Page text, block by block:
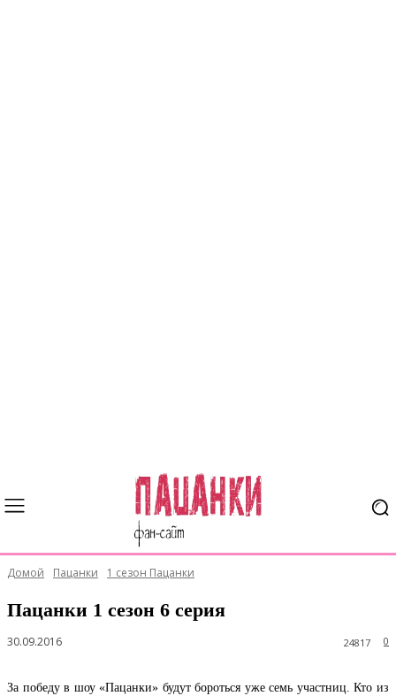
Домой Пацанки 1 сезон Пацанки
Пацанки 1 сезон 6 серия
30.09.2016 0
24817
За победу в шоу «Пацанки» будут бороться уже семь участниц. Кто из